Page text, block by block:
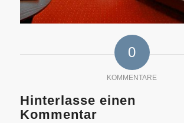
0
KOMMENTARE
Hinterlasse einen
Kommentar